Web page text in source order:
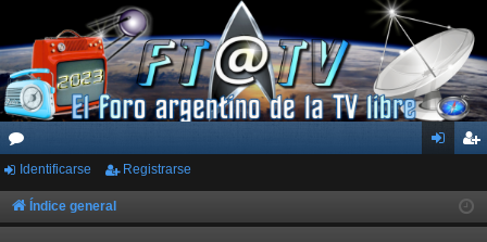
or
os ist
Identificarse Registrarse
Índice general